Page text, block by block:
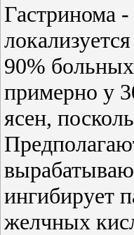
Гастринома
90%
примерно у
ясен,
ингибирует
желчных